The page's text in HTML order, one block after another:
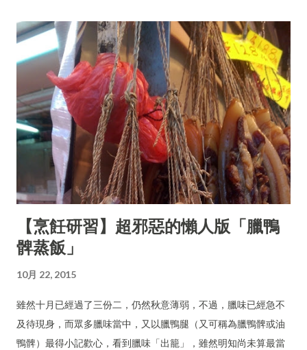
【烹飪研習】超邪惡的懶人版「臘鴨
髀蒸飯」
10月 22, 2015
雖然十月已經過了三份二，仍然秋意薄弱，不過，臘味已經急不
及待現身，而眾多臘味當中，又以臘鴨腿（又可稱為臘鴨髀或油
鴨髀）最得小記歡心，看到臘味「出籠」，雖然明知尚未算最當